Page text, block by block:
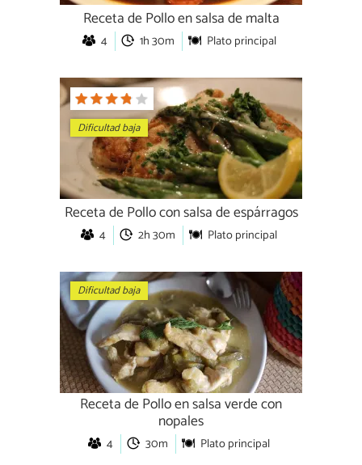
Receta de Pollo en salsa de malta
4 1h 30m Plato principal
Dificultad baja
Receta de Pollo con salsa de espárragos
4 2h 30m Plato principal
Dificultad baja
Receta de Pollo en salsa verde con
nopales
4 30m Plato principal